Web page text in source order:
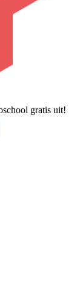
gratis uit!